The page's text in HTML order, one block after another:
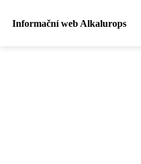
Informační web Alkalurops